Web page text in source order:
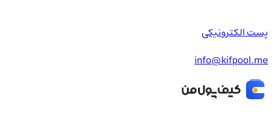
پست الکترونیکی
info@kifpool.me